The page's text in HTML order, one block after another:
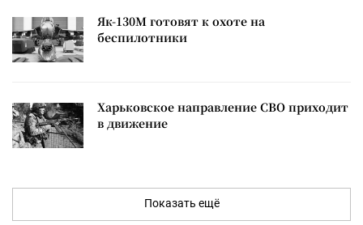
Як-130М готовят к охоте на
беспилотники
Харьковское направление СВО приходит
в движение
Показать ещё